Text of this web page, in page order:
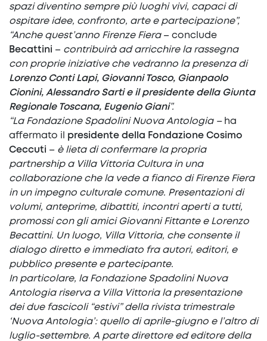
spazi diventino sempre più luoghi vivi, capaci di
ospitare idee, confronto, arte e partecipazione”,
“Anche quest’anno Firenze Fiera – conclude
Becattini – contribuirà ad arricchire la rassegna
con proprie iniziative che vedranno la presenza di
Lorenzo Conti Lapi, Giovanni Tosco, Gianpaolo
Cionini, Alessandro Sarti e il presidente della Giunta
Regionale Toscana, Eugenio Giani”.
“La Fondazione Spadolini Nuova Antologia – ha
affermato il presidente della Fondazione Cosimo
Ceccuti – è lieta di confermare la propria
partnership a Villa Vittoria Cultura in una
collaborazione che la vede a fianco di Firenze Fiera
in un impegno culturale comune. Presentazioni di
volumi, anteprime, dibattiti, incontri aperti a tutti,
promossi con gli amici Giovanni Fittante e Lorenzo
Becattini. Un luogo, Villa Vittoria, che consente il
dialogo diretto e immediato fra autori, editori, e
pubblico presente e partecipante.
In particolare, la Fondazione Spadolini Nuova
Antologia riserva a Villa Vittoria la presentazione
dei due fascicoli “estivi” della rivista trimestrale
‘Nuova Antologia’: quello di aprile-giugno e l’altro di
luglio-settembre. A parte direttore ed editore della